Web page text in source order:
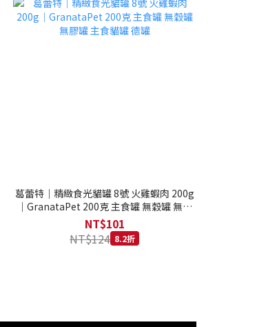
葛蕾特｜精緻食光貓罐 8號 火雞蝦肉 200g
｜GranataPet 200克 主食罐 無穀罐 無膠
罐 主食貓罐 德罐
NT$101
NT$124 8.2折